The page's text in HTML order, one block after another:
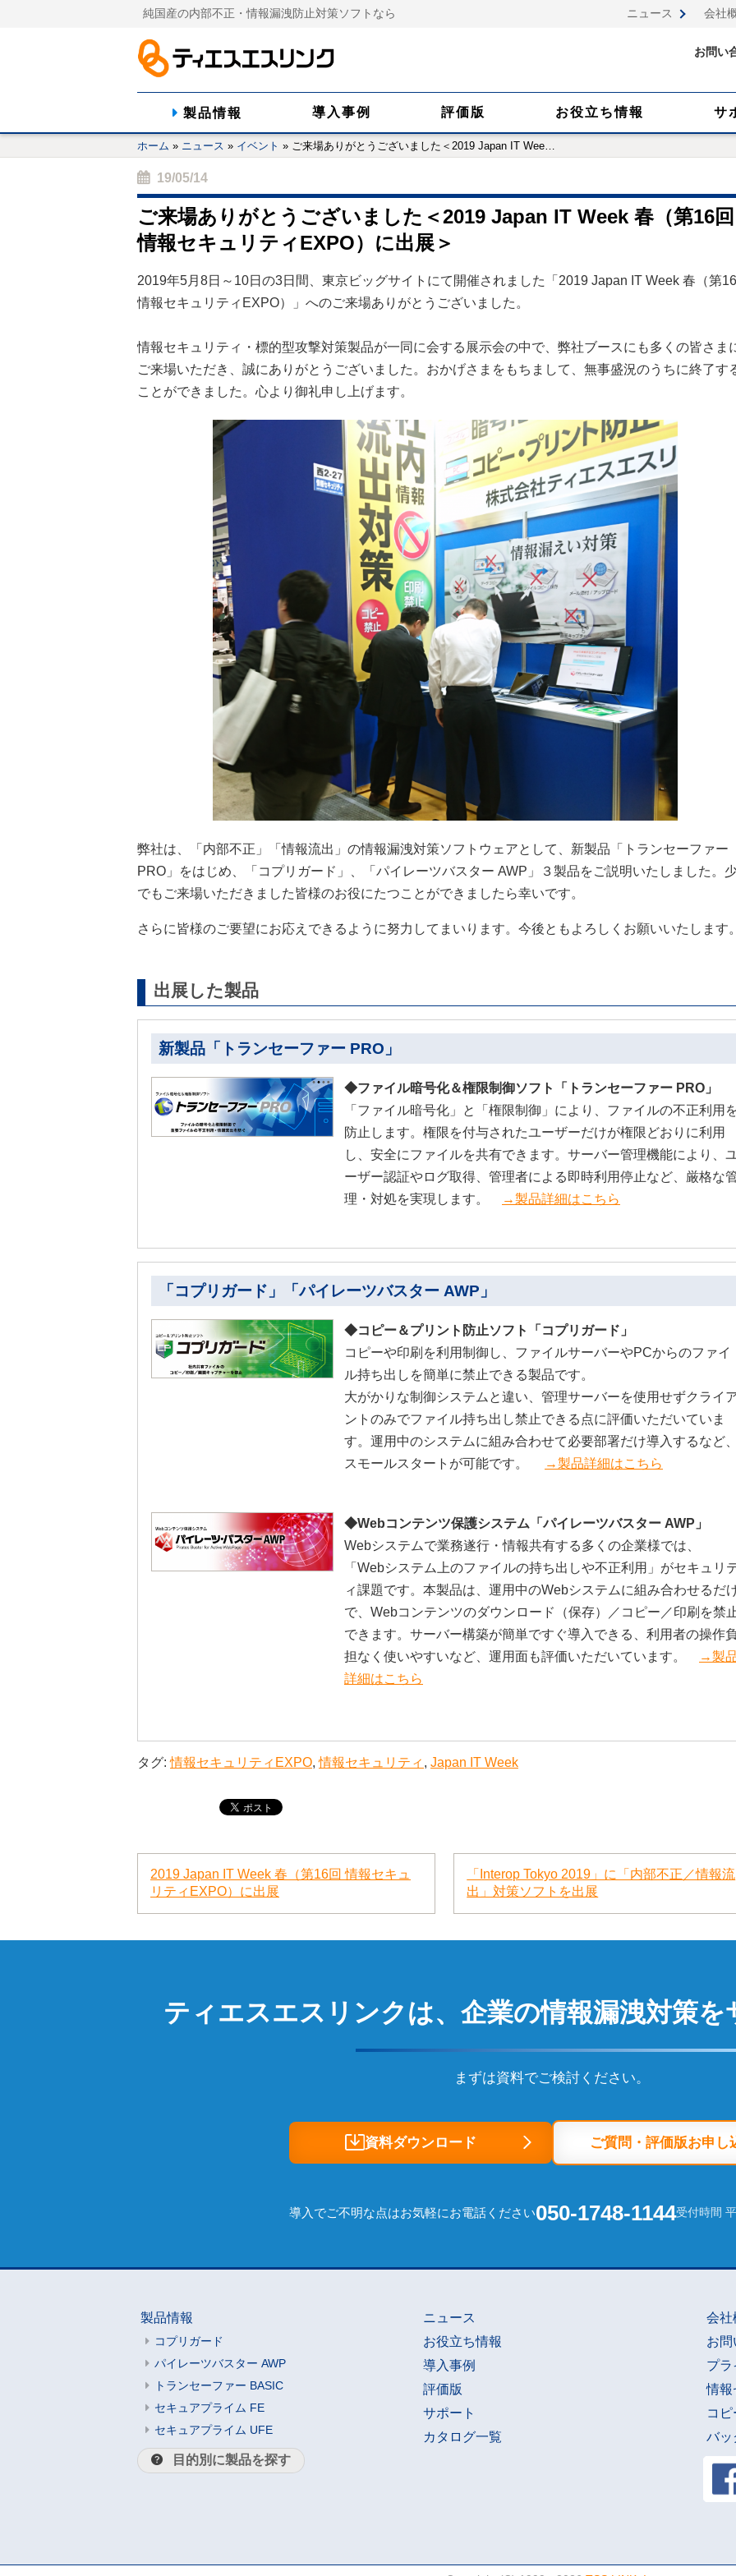
純国産の内部不正・情報漏洩防止対策ソフトなら ニュース 会社
お問い
製品情報 導入事例 評価版 お役立ち情報 サ
ホーム » ニュース » イベント » ご来場ありがとうございました＜2019 Japan IT Wee
19/05/14
ご来場ありがとうございました＜2019 Japan IT Week 春（第16回
情報セキュリティEXPO）に出展＞
2019年5月8日～10日の3日間、東京ビッグサイトにて開催されました「2019 Japan IT Week 春（第
情報セキュリティEXPO）」へのご来場ありがとうございました。
情報セキュリティ・標的型攻撃対策製品が一同に会する展示会の中で、弊社ブースにも多くの皆さま
ご来場いただき、誠にありがとうございました。おかげさまをもちまして、無事盛況のうちに終了す
ことができました。心より御礼申し上げます。
弊社は、「内部不正」「情報流出」の情報漏洩対策ソフトウェアとして、新製品「トランセーファー
PRO」をはじめ、「コプリガード」、「パイレーツバスター AWP」３製品をご説明いたしました。
でもご来場いただきました皆様のお役にたつことができましたら幸いです。
さらに皆様のご要望にお応えできるように努力してまいります。今後ともよろしくお願いいたします。
出展した製品
新製品「トランセーファー PRO」
◆ファイル暗号化＆権限制御ソフト「トランセーファー PRO」
「ファイル暗号化」と「権限制御」により、ファイルの不正利用
防止します。権限を付与されたユーザーだけが権限どおりに利用
し、安全にファイルを共有できます。サーバー管理機能により、
ーザー認証やログ取得、管理者による即時利用停止など、厳格な
理・対処を実現します。
→製品詳細はこちら
「コプリガード」「パイレーツバスター AWP」
◆コピー＆プリント防止ソフト「コプリガード」
コピーや印刷を利用制御し、ファイルサーバーやPCからのファイ
ル持ち出しを簡単に禁止できる製品です。
大がかりな制御システムと違い、管理サーバーを使用せずクライ
ントのみでファイル持ち出し禁止できる点に評価いただいていま
す。運用中のシステムに組み合わせて必要部署だけ導入するなど、
スモールスタートが可能です。
→製品詳細はこちら
◆Webコンテンツ保護システム「パイレーツバスター AWP」
Webシステムで業務遂行・情報共有する多くの企業様では、
「Webシステム上のファイルの持ち出しや不正利用」がセキュリ
ィ課題です。本製品は、運用中のWebシステムに組み合わせるだ
で、Webコンテンツのダウンロード（保存）／コピー／印刷を禁
できます。サーバー構築が簡単ですぐ導入できる、利用者の操作負
担なく使いやすいなど、運用面も評価いただいています。
→製
詳細はこちら
タグ:情報セキュリティEXPO,情報セキュリティ , Japan IT Week
2019 Japan IT Week 春（第16回 情報セキュ
リティEXPO）に出展
「Interop Tokyo 2019」に「内部不正／情報流
出」対策ソフトを出展
ティエスエスリンクは、 企業の情報漏洩対策を
まずは資料でご検討ください。
資料ダウンロード ご質問・評価版お申し
導入でご不明な点はお気軽にお電話ください050-1748-1144受付時間
製品情報
コプリガード
パイレーツバスター AWP
トランセーファー BASIC
セキュアプライム FE
セキュアプライム UFE
目的別に製品を探す
ニュース
お役立ち情報
導入事例
評価版
サポート
カタログ一覧
会社
お問
プラ
情報
コピ
バッ